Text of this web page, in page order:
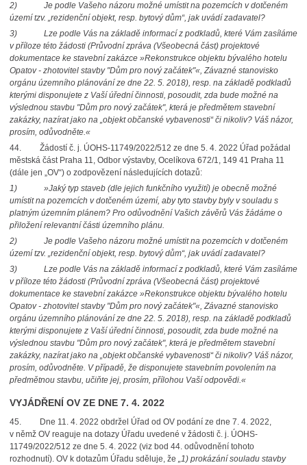
2) Je podle Vašeho názoru možné umístit na pozemcích v dotčeném
území tzv. „rezidenční objekt, resp. bytový dům“, jak uvádí zadavatel?
3) Lze podle Vás na základě informací z podkladů, které Vám zasíláme
v příloze této žádosti (Průvodní zpráva (Všeobecná část) projektové
dokumentace ke stavební zakázce »Rekonstrukce objektu bývalého hotelu
Opatov - zhotovitel stavby "Dům pro nový začátek"«, Závazné stanovisko
orgánu územního plánování ze dne 22. 5. 2018), resp. na základě podkladů
kterými disponujete z Vaší úřední činnosti, posoudit, zda bude možné na
výslednou stavbu "Dům pro nový začátek", která je předmětem stavební
zakázky, nazírat jako na „objekt občanské vybavenosti“ či nikoliv? Váš názor,
prosím, odůvodněte.«
44. Žádostí č. j. ÚOHS-11749/2022/512 ze dne 5. 4. 2022 Úřad požádal
městská část Praha 11, Odbor výstavby, Ocelíkova 672/1, 149 41 Praha 11
(dále jen „OV“) o zodpovězení následujících dotazů:
1) »Jaký typ staveb (dle jejich funkčního využití) je obecně možné
umístit na pozemcích v dotčeném území, aby tyto stavby byly v souladu s
platným územním plánem? Pro odůvodnění Vašich závěrů Vás žádáme o
přiložení relevantní části územního plánu.
2) Je podle Vašeho názoru možné umístit na pozemcích v dotčeném
území tzv. „rezidenční objekt, resp. bytový dům“, jak uvádí zadavatel?
3) Lze podle Vás na základě informací z podkladů, které Vám zasíláme
v příloze této žádosti (Průvodní zpráva (Všeobecná část) projektové
dokumentace ke stavební zakázce »Rekonstrukce objektu bývalého hotelu
Opatov - zhotovitel stavby "Dům pro nový začátek"«, Závazné stanovisko
orgánu územního plánování ze dne 22. 5. 2018), resp. na základě podkladů
kterými disponujete z Vaší úřední činnosti, posoudit, zda bude možné na
výslednou stavbu "Dům pro nový začátek", která je předmětem stavební
zakázky, nazírat jako na „objekt občanské vybavenosti“ či nikoliv? Váš názor,
prosím, odůvodněte. V případě, že disponujete stavebním povolením na
předmětnou stavbu, učiňte jej, prosím, přílohou Vaší odpovědi.«
VYJÁDŘENÍ OV ZE DNE 7. 4. 2022
45. Dne 11. 4. 2022 obdržel Úřad od OV podání ze dne 7. 4. 2022,
v němž OV reaguje na dotazy Úřadu uvedené v žádosti č. j. ÚOHS-
11749/2022/512 ze dne 5. 4. 2022 (viz bod 44. odůvodnění tohoto
rozhodnutí). OV k dotazům Úřadu sděluje, že „1) prokázání souladu stavby